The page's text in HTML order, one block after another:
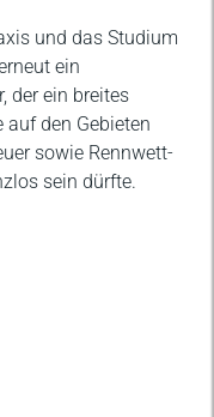
und das Studium
ein
der ein breites
den Gebieten
sowie Rennwett-
sein dürfte.